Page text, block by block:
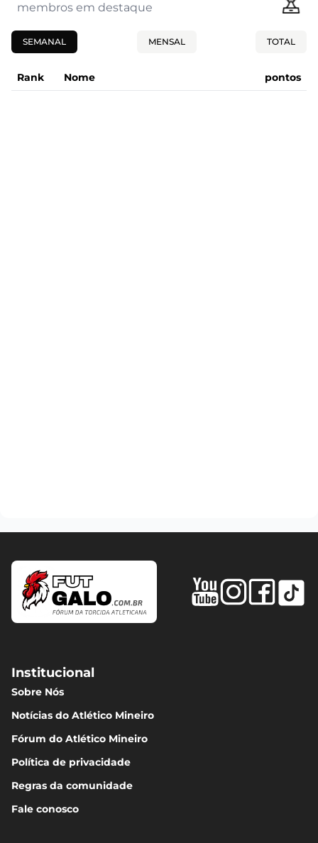
membros em destaque
SEMANAL MENSAL TOTAL
Rank Nome pontos
Institucional
Sobre Nós
Notícias do Atlético Mineiro
Fórum do Atlético Mineiro
Política de privacidade
Regras da comunidade
Fale conosco